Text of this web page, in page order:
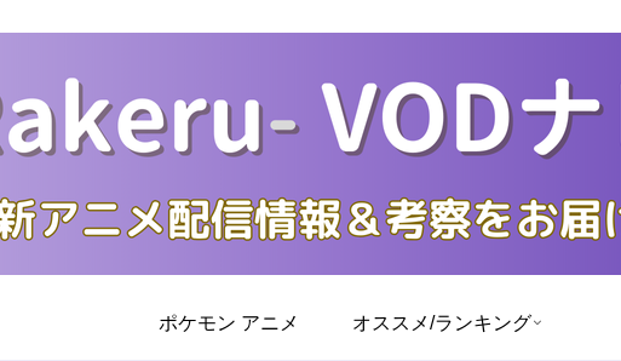
ポケモン アニメ オススメ/ランキング